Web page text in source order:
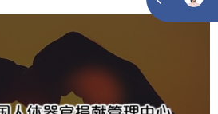
官捐献管理中心